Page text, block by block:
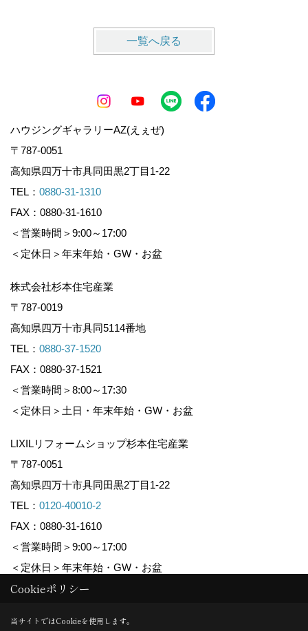
一覧へ戻る
ハウジングギャラリーAZ(えぇぜ)
〒787-0051
高知県四万十市具同田黒2丁目1-22
TEL： 0880-31-1310
FAX：0880-31-1610
＜営業時間＞9:00～17:00
＜定休日＞年末年始・GW・お盆
株式会社杉本住宅産業
〒787-0019
高知県四万十市具同5114番地
TEL： 0880-37-1520
FAX：0880-37-1521
＜営業時間＞8:00～17:30
＜定休日＞土日・年末年始・GW・お盆
LIXILリフォームショップ杉本住宅産業
〒787-0051
高知県四万十市具同田黒2丁目1-22
TEL： 0120-40010-2
FAX：0880-31-1610
＜営業時間＞9:00～17:00
＜定休日＞年末年始・GW・お盆
Copyright (c) 株式会社杉本住宅産業. All Rights Reserved.
Cookieポリシー
当サイトではCookieを使用します。